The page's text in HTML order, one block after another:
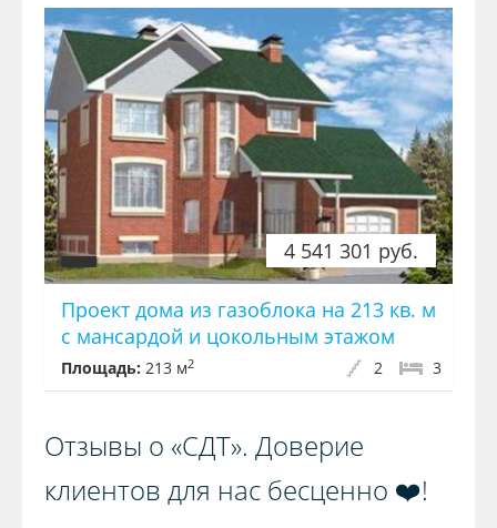
4 541 301 руб.
Проект дома из газоблока на 213 кв. м
с мансардой и цокольным этажом
Площадь: 213 м2 3
2
Отзывы о «СДТ». Доверие
клиентов для нас бесценно ❤️!